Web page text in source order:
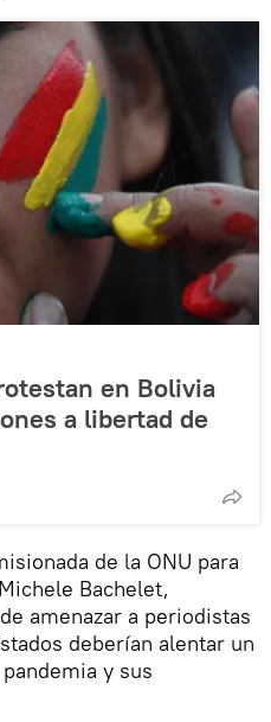
en Bolivia
a libertad de
de la ONU para
Bachelet,
amenazar a periodistas
deberían alentar un
y sus